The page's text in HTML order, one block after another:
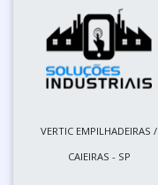
VERTIC EMPILHADEIRAS /
CAIEIRAS - SP